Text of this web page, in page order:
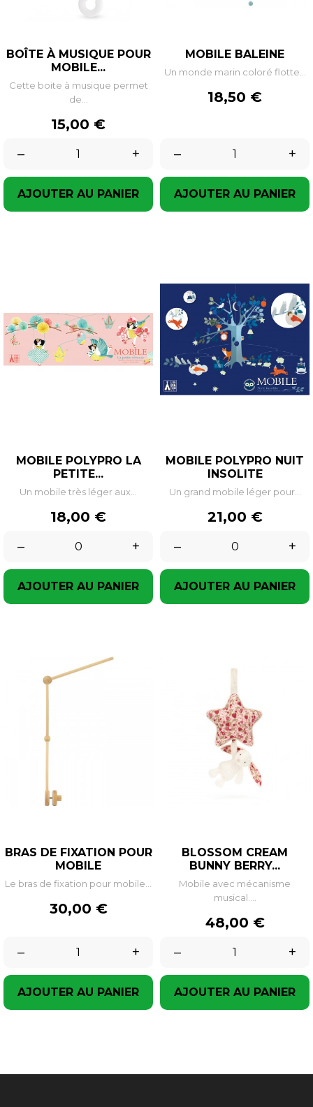
BOÎTE À MUSIQUE POUR
MOBILE...
Cette boite à musique permet
de...
Prix
15,00 €
–
+
AJOUTER AU PANIER
MOBILE BALEINE
Un monde marin coloré flotte...
Prix
18,50 €
– +
AJOUTER AU PANIER
MOBILE POLYPRO LA
PETITE...
Un mobile très léger aux...
Prix
18,00 €
–
+
AJOUTER AU PANIER
MOBILE POLYPRO NUIT
INSOLITE
Un grand mobile léger pour...
Prix
21,00 €
–
+
AJOUTER AU PANIER
BRAS DE FIXATION POUR
MOBILE
Le bras de fixation pour mobile...
Prix
30,00 €
– +
AJOUTER AU PANIER
BLOSSOM CREAM
BUNNY BERRY...
Mobile avec mécanisme
musical....
Prix
48,00 €
–
+
AJOUTER AU PANIER